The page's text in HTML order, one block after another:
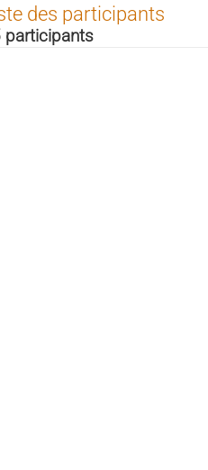
des participants
participants